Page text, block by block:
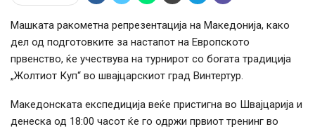
Машката ракометна репрезентација на Македонија, како
дел од подготовките за настапот на Европското
првенство, ќе учествува на турнирот со богата традиција
„Жолтиот Куп“ во швајцарскиот град Винтертур.
Македонската експедиција веќе пристигна во Швајцарија и
денеска од 18:00 часот ќе го одржи првиот тренинг во